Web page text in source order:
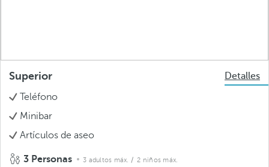
Superior
Detalles
Teléfono
Minibar
Artículos de aseo
3 Personas 3 adultos máx. / 2 niños máx.